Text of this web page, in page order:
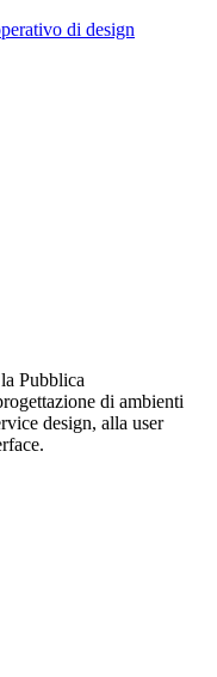
di design
Pubblica
di ambienti
design, alla user